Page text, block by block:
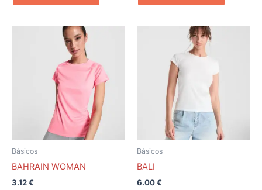
Básicos
BAHRAIN WOMAN
3.12€
Básicos
BALI
6.00€